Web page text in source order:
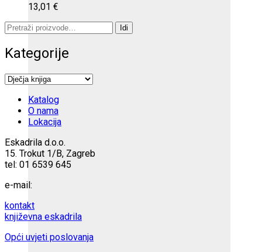
13,01 €
Pretraži:
Idi
Kategorije
Katalog
O nama
Lokacija
Eskadrila d.o.o.
15. Trokut 1/B, Zagreb
tel: 01 6539 645
e-mail:
kontakt
književna eskadrila
Opći uvjeti poslovanja